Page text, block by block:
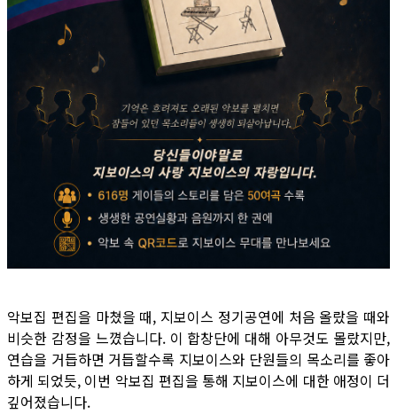
악보집 편집을 마쳤을 때, 지보이스 정기공연에 처음 올랐을 때와
비슷한 감정을 느꼈습니다. 이 합창단에 대해 아무것도 몰랐지만,
연습을 거듭하면 거듭할수록 지보이스와 단원들의 목소리를 좋아
하게 되었듯, 이번 악보집 편집을 통해 지보이스에 대한 애정이 더
깊어졌습니다.